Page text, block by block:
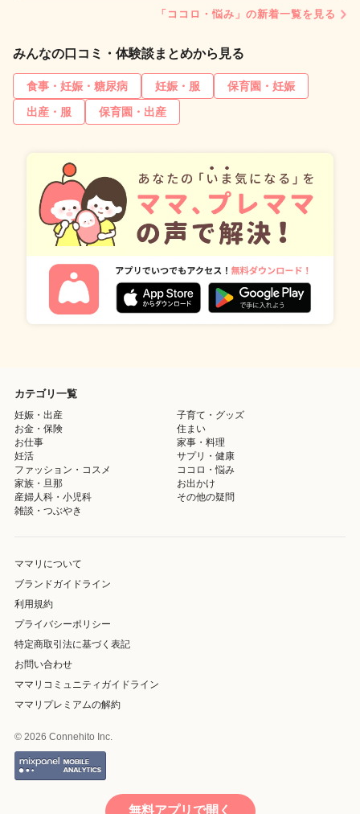
「ココロ・悩み」の新着一覧を見る
みんなの口コミ・体験談まとめから見る
食事・妊娠・糖尿病 妊娠・服
保育園・妊娠
出産・服
保育園・出産
カテゴリ一覧
妊娠・出産
子育て・グッズ
お金・保険
住まい
お仕事
家事・料理
妊活
サプリ・健康
ファッション・コスメ
ココロ・悩み
家族・旦那
お出かけ
産婦人科・小児科
その他の疑問
雑談・つぶやき
ママリについて
ブランドガイドライン
利用規約
プライバシーポリシー
特定商取引法に基づく表記
お問い合わせ
ママリコミュニティガイドライン
ママリプレミアムの解約
© 2026 Connehito Inc.
無料アプリで開く